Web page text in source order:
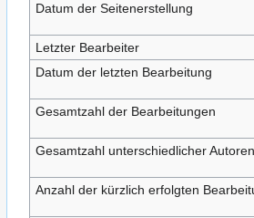
Datum der Seitenerstellung
Letzter Bearbeiter
Datum der letzten Bearbeitung
Gesamtzahl der Bearbeitungen
Gesamtzahl unterschiedlicher Autoren
Anzahl der kürzlich erfolgten